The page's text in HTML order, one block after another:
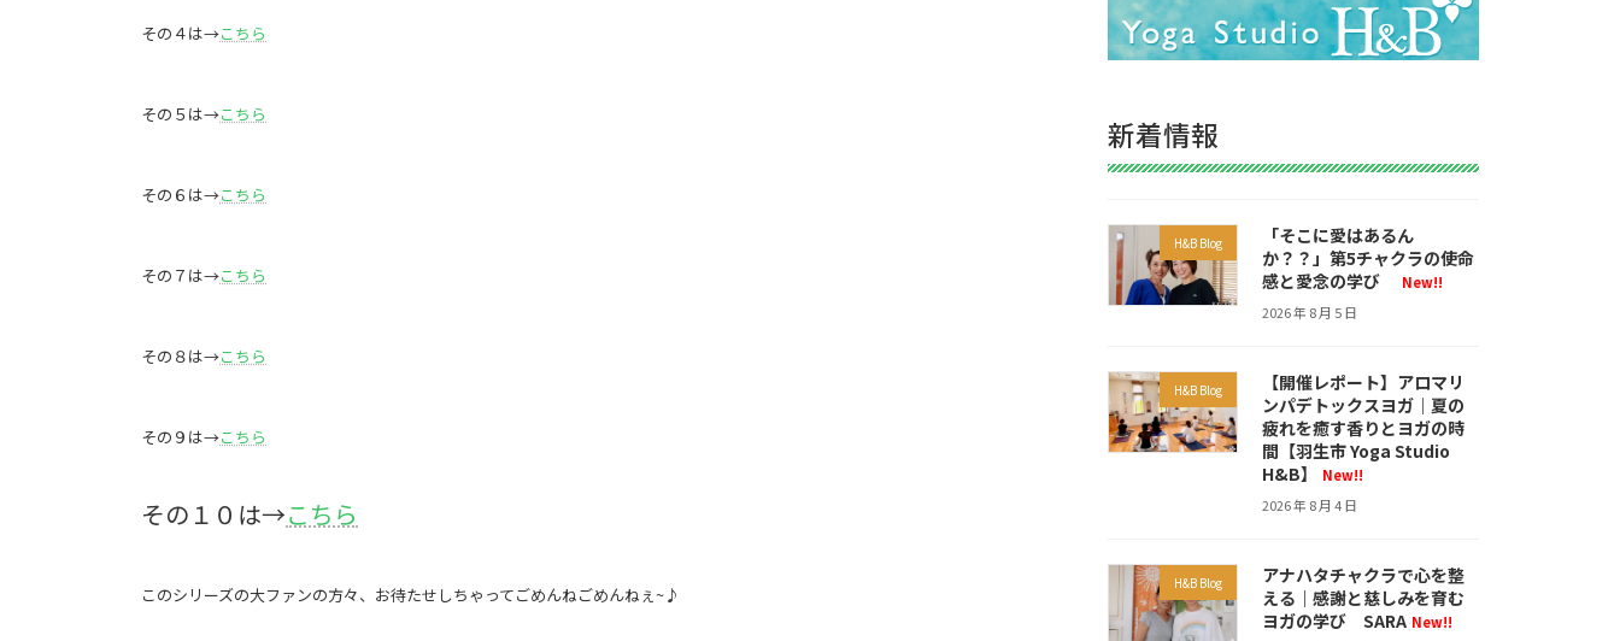
その４は→こちら
その５は→こちら
その６は→こちら
その７は→こちら
その８は→こちら
その９は→こちら
その１０は→こちら
このシリーズの大ファンの方々、お待たせしちゃってごめんねごめんねぇ~♪
新着情報
H&B Blog
「そこに愛はあるん
か？？」第5チャクラの使命
感と愛念の学び
New!!
2026 年 8 月 5 日
H&B Blog
【開催レポート】アロマリ
ンパデトックスヨガ｜夏の
疲れを癒す香りとヨガの時
間【羽生市 Yoga Studio
H&B】
New!!
2026 年 8 月 4 日
H&B Blog
アナハタチャクラで心を整
える｜感謝と慈しみを育む
ヨガの学び SARA New!!